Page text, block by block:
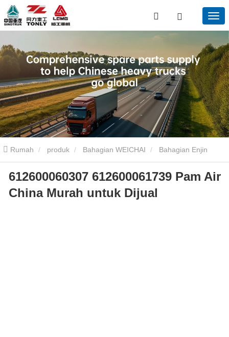
Rumah produk Bahagian WEICHAI Bahagian Enjin
WEICHAI 612600060307 612600061739 PAM Air China murah
untuk dijual
612600060307 612600061739 Pam Air
China Murah untuk Dijual